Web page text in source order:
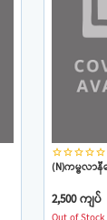
star_borderstar_borderstar_borderstar_borderstar_border
(N)ကမ္ဗလာ
2,500 ကျပ်